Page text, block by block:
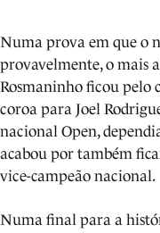
Numa prova em que o
provavelmente, o mais
Rosmaninho ficou pelo
coroa para Joel
nacional Open,
acabou por também
vice-campeão nacional.
Numa final para a